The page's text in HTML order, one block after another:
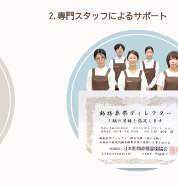
2.専門スタッフによるサポート